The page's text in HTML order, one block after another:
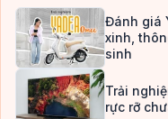
Đánh giá
xinh,
sinh
Trải
rực rỡ